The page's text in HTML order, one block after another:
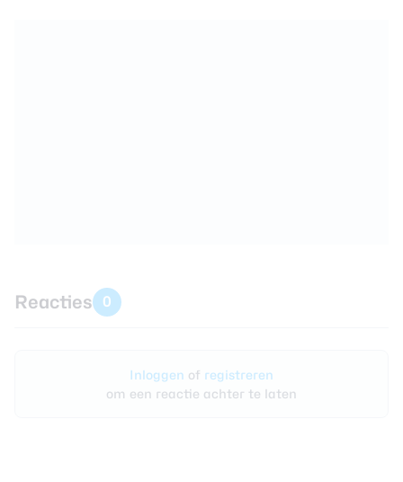
Reacties 0
Inloggen of registreren
om een reactie achter te laten